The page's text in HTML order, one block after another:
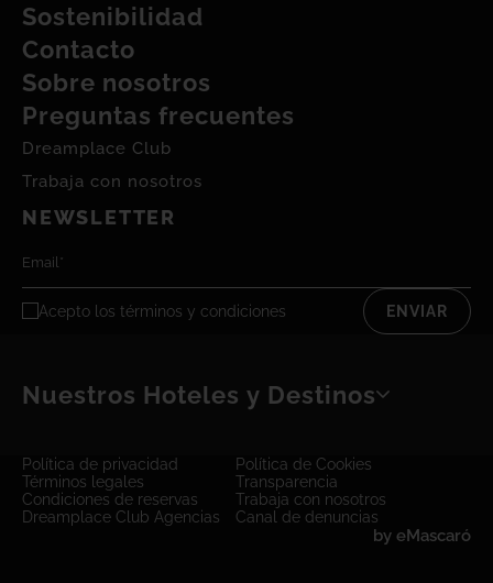
Sostenibilidad
Contacto
Sobre nosotros
Preguntas frecuentes
Dreamplace Club
Trabaja con nosotros
NEWSLETTER
Acepto los términos y condiciones ENVIAR
Nuestros Hoteles y Destinos
Política de privacidad
Política de Cookies
Términos legales
Transparencia
Condiciones de reservas
Trabaja con nosotros
Dreamplace Club Agencias
Canal de denuncias
by eMascaró